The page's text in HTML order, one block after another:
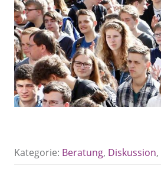
Kategorie: Beratung, Diskussion,